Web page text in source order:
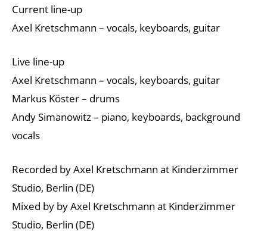
Current line-up
Axel Kretschmann – vocals, keyboards, guitar
Live line-up
Axel Kretschmann – vocals, keyboards, guitar
Markus Köster – drums
Andy Simanowitz – piano, keyboards, background
vocals
Recorded by Axel Kretschmann at Kinderzimmer
Studio, Berlin (DE)
Mixed by by Axel Kretschmann at Kinderzimmer
Studio, Berlin (DE)